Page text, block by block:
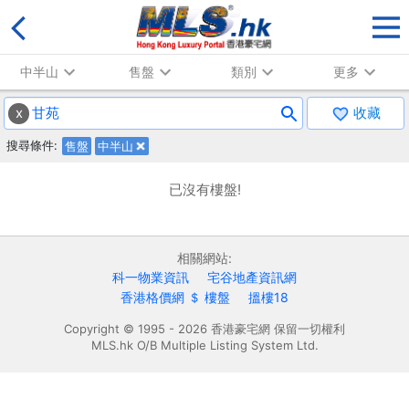
中半山 售盤 類別 更多
x 收藏
搜尋條件: 售盤 中半山
已沒有樓盤!
相關網站:
科一物業資訊
宅谷地產資訊網
香港格價網 ＄ 樓盤
搵樓18
Copyright © 1995 - 2026 香港豪宅網 保留一切權利
MLS.hk O/B Multiple Listing System Ltd.